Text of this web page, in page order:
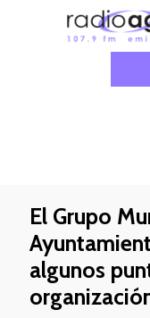
El Grupo
algunos